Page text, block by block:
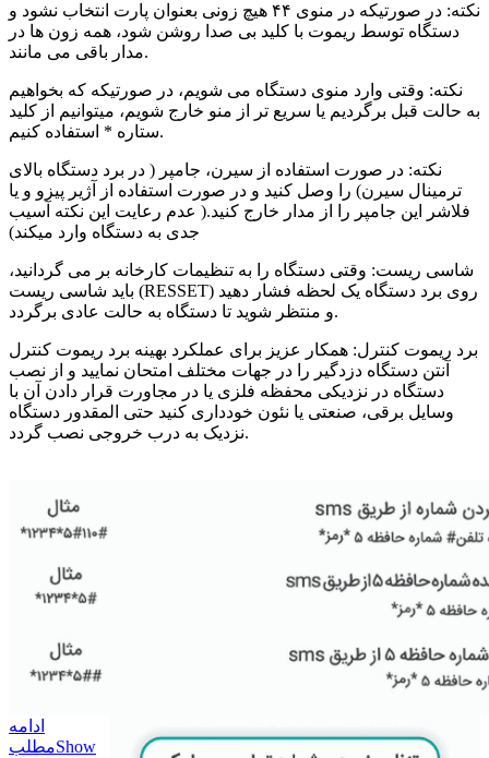
نکته: در صورتیکه در منوی ۴۴ هیچ زونی بعنوان پارت انتخاب نشود و
دستگاه توسط ریموت با کلید بی صدا روشن شود، همه زون ها در
مدار باقی می مانند.
نکته: وقتی وارد منوی دستگاه می شویم، در صورتیکه که بخواهیم
به حالت قبل برگردیم یا سریع تر از منو خارج شویم، میتوانیم از کلید
ستاره * استفاده کنیم.
نکته: در صورت استفاده از سیرن، جامپر ( در برد دستگاه بالای
ترمینال سيرن) را وصل کنید و در صورت استفاده از آژیر پیزو و یا
فلاشر این جامپر را از مدار خارج کنید.( عدم رعایت این نکته آسیب
جدی به دستگاه وارد میکند)
شاسی ریست: وقتی دستگاه را به تنظیمات کارخانه بر می گردانید،
باید شاسی ریست (RESSET) روی برد دستگاه یک لحظه فشار دهید
و منتظر شوید تا دستگاه به حالت عادی برگردد.
برد ریموت کنترل: همکار عزیز برای عملکرد بهینه برد ریموت کنترل
آنتن دستگاه دزدگیر را در جهات مختلف امتحان نمایید و از نصب
دستگاه در نزدیکی محفظه فلزی یا در مجاورت قرار دادن آن با
وسایل برقی، صنعتی یا نئون خودداری کنید حتی المقدور دستگاه
نزدیک به درب خروجی نصب گردد.
ادامه
مطلبShow